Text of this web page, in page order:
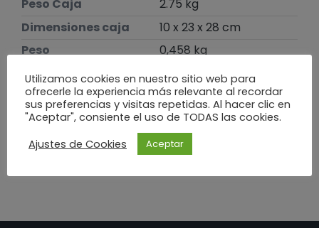
Peso Caja
2.75 kg
Dimensiones caja
10 x 23 x 28 cm
Peso
0,458 kg
Dimensiones
1,5 × 13 × 18 cm
Te puede interesar
Utilizamos cookies en nuestro sitio web para
ofrecerle la experiencia más relevante al recordar
sus preferencias y visitas repetidas. Al hacer clic en
"Aceptar", consiente el uso de TODAS las cookies.
Ajustes de Cookies
Aceptar